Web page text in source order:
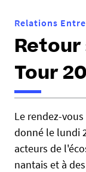
Relations
Retour
Tour
t
t
p
s
Le rendez-
donné le lundi
acteurs de
nantais et à